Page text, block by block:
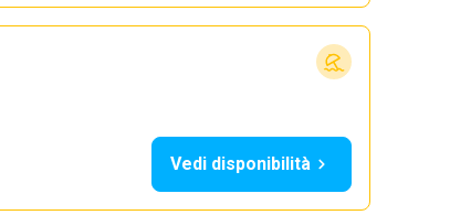
Vedi disponibilità